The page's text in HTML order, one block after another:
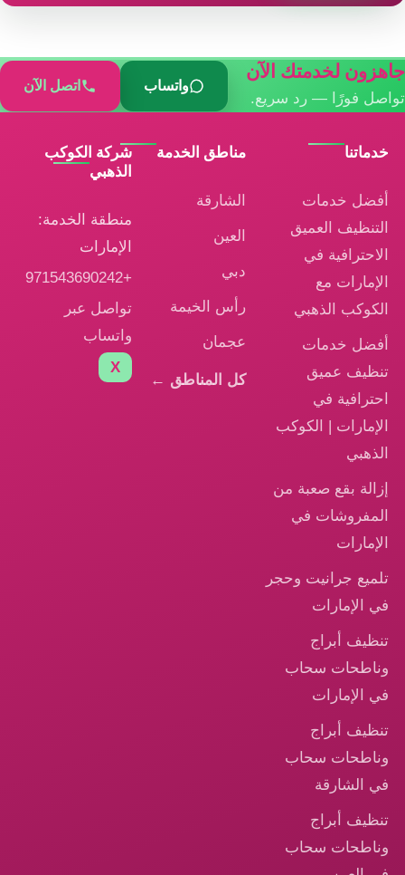
جاهزون لخدمتك الآن
تواصل فورًا — رد سريع.
واتساب اتصل الآن
خدماتنا
أفضل خدمات
التنظيف العميق
الاحترافية في
الإمارات مع
الكوكب الذهبي
أفضل خدمات
تنظيف عميق
احترافية في
الإمارات | الكوكب
الذهبي
إزالة بقع صعبة من
المفروشات في
الإمارات
تلميع جرانيت وحجر
في الإمارات
تنظيف أبراج
وناطحات سحاب
في الإمارات
تنظيف أبراج
وناطحات سحاب
في الشارقة
تنظيف أبراج
وناطحات سحاب
مناطق الخدمة
الشارقة
العين
دبي
رأس الخيمة
عجمان
كل المناطق ←
شركة الكوكب
الذهبي
منطقة الخدمة:
الإمارات
+971543690242
تواصل عبر
واتساب
X